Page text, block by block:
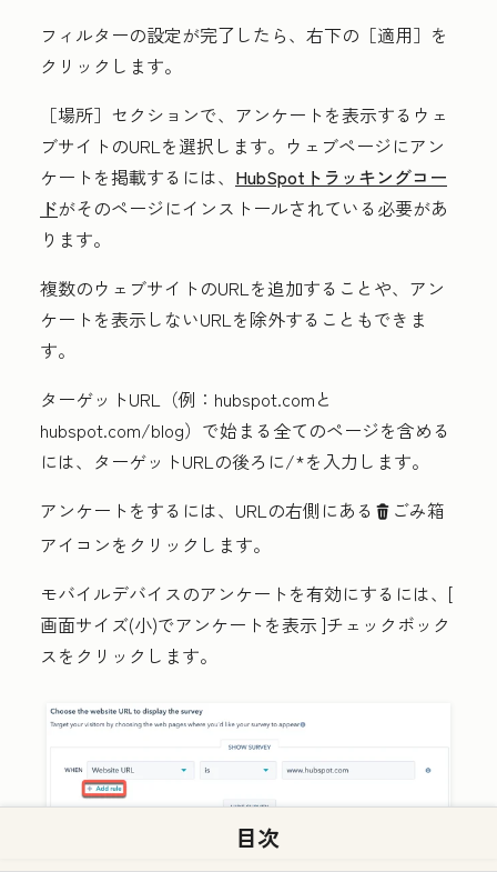
フィルターの設定が完了したら、右下の［適用］ を
クリックします。
［場所］ セクションで、アンケートを表示するウェ
ブサイトのURLを選択します。 ウェブページにアン
ケートを掲載するには、 HubSpotトラッキングコー
ドがそのページにインストールされている必要があ
ります。
複数のウェブサイトのURLを追加することや、アン
ケートを表示しないURLを除外することもできま
す。
ターゲットURL（例：hubspot.comと
hubspot.com/blog）で始まる全てのページを含める
には、ターゲットURLの後ろに/*を入力します。
アンケートをするには、URLの右側にある delete ごみ箱
アイコンをクリックします。
モバイルデバイスのアンケートを有効にするには、[
画面サイズ(小)でアンケートを表示 ]チェックボック
スをクリックします。
目次